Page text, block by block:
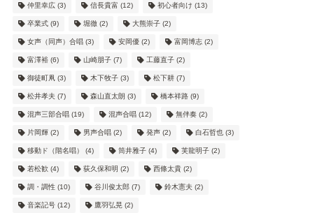
仲里幸広(3) 信長貴富 (12) 初心者向け (13)
卒業式(9) 堀徹(2) 大熊崇子(2)
女声（同声）合唱(3) 安岡優(2) 富岡博志(2)
富澤裕(6) 山崎朋子(7) 工藤直子(2)
御徒町凧 (3) 木下牧子(3) 松下耕(7)
松井孝夫(7) 森山直太朗 (3) 橋本祥路(9)
混声三部合唱(19) 混声合唱(12) 無伴奏(2)
片岡輝(2) 男声合唱(2) 発声(2) 白石哲也 (3)
移動ド（階名唱） (4) 筒井雅子(4) 芙龍明子(2)
若松歓(4) 荻久保和明 (2) 西條太貴(2)
調・調性(10) 谷川俊太郎(7) 鈴木憲夫(2)
音楽記号(12) 鷹羽弘晃(2)